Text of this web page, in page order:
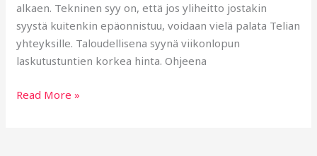
alkaen. Tekninen syy on, että jos yliheitto jostakin
syystä kuitenkin epäonnistuu, voidaan vielä palata Telian
yhteyksille. Taloudellisena syynä viikonlopun
laskutustuntien korkea hinta. Ohjeena
Read More »